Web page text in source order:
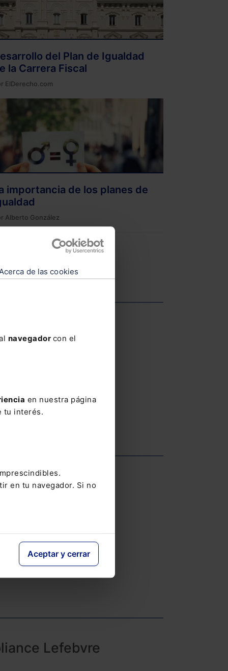
de las cookies
navegador con el
en nuestra página
tu interés.
en tu navegador. Si no
Aceptar y cerrar
del Plan de Igualdad
la Carrera Fiscal
ElDerecho.com
importancia de los planes de
Alberto González
Lefebvre